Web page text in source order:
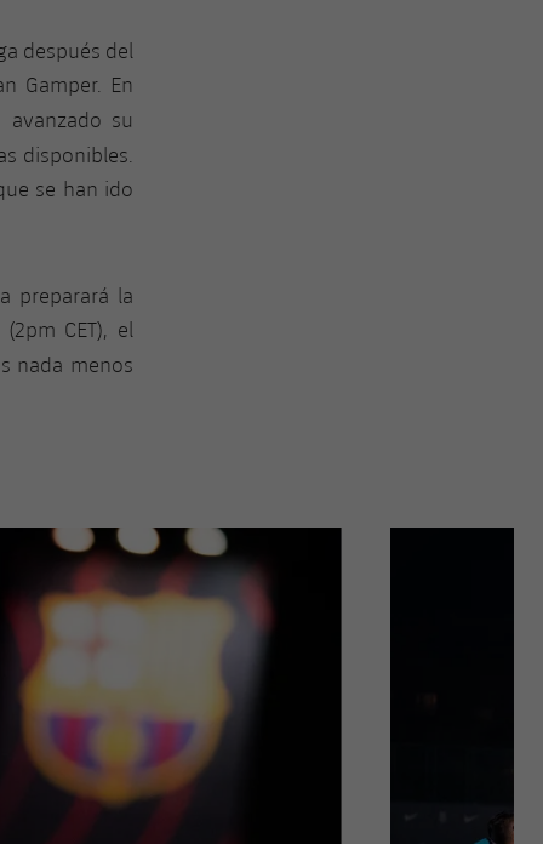
después del
Gamper. En
su
disponibles.
se han ido
preparará la
CET), el
nada menos